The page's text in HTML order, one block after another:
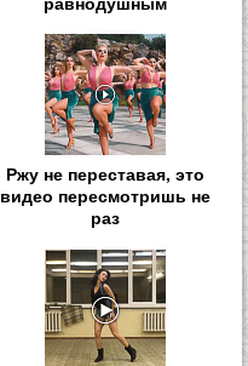
Ржу не переставая, это
видео пересмотришь не
раз